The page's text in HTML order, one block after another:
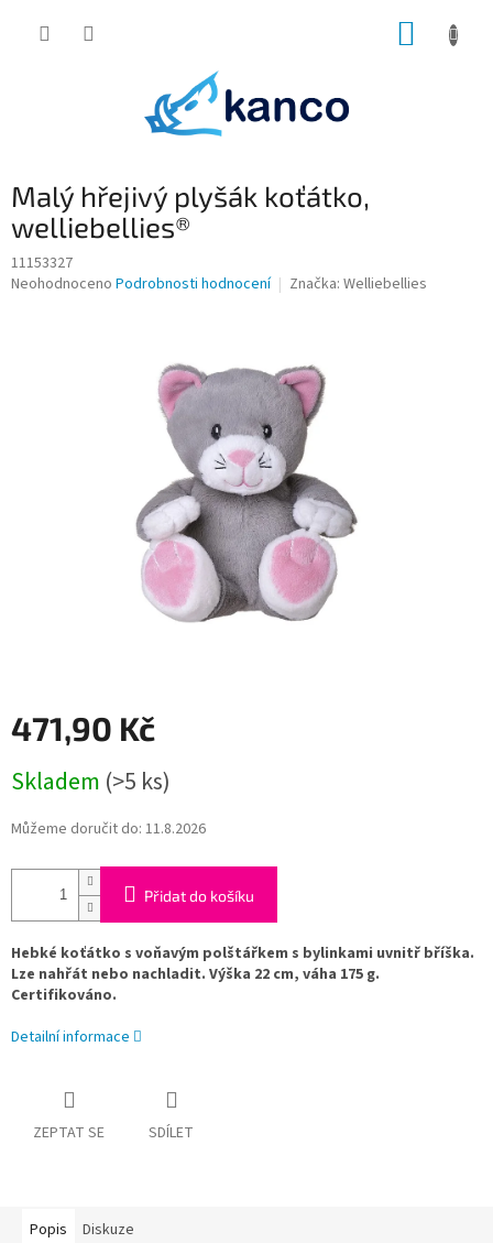
Malý hřejivý plyšák koťátko,
welliebellies®
11153327
Průměrné
Neohodnoceno Podrobnosti hodnocení Značka: Welliebellies
471,90 Kč
cena:
Skladem (>5 ks)
Můžeme doručit do: 11.8.2026
Přidat do košíku
Hebké koťátko s voňavým polštářkem s bylinkami uvnitř bříška.
Lze nahřát nebo nachladit. Výška 22 cm, váha 175 g.
Certifikováno.
Detailní informace
ZEPTAT SE SDÍLET
Popis Diskuze